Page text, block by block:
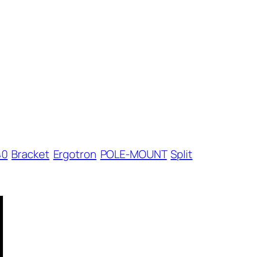
Bracket Ergotron POLE-MOUNT Split